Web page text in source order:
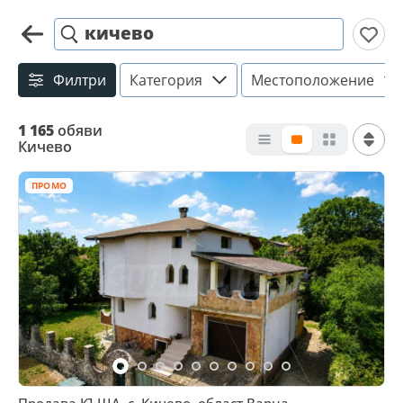
кичево
Филтри Категория Местоположение
1 165обяви
Кичево
ПРОМО